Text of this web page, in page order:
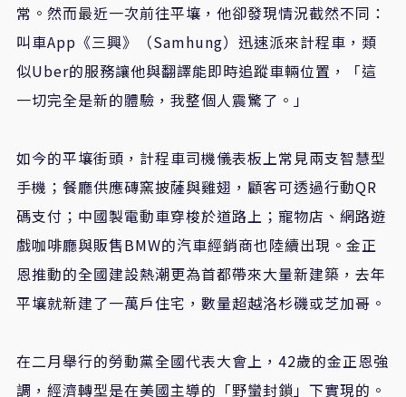
常。然而最近一次前往平壤，他卻發現情況截然不同：
叫車App《三興》（Samhung）迅速派來計程車，類
似Uber的服務讓他與翻譯能即時追蹤車輛位置，「這
一切完全是新的體驗，我整個人震驚了。」
如今的平壤街頭，計程車司機儀表板上常見兩支智慧型
手機；餐廳供應磚窯披薩與雞翅，顧客可透過行動QR
碼支付；中國製電動車穿梭於道路上；寵物店、網路遊
戲咖啡廳與販售BMW的汽車經銷商也陸續出現。金正
恩推動的全國建設熱潮更為首都帶來大量新建築，去年
平壤就新建了一萬戶住宅，數量超越洛杉磯或芝加哥。
在二月舉行的勞動黨全國代表大會上，42歲的金正恩強
調，經濟轉型是在美國主導的「野蠻封鎖」下實現的。